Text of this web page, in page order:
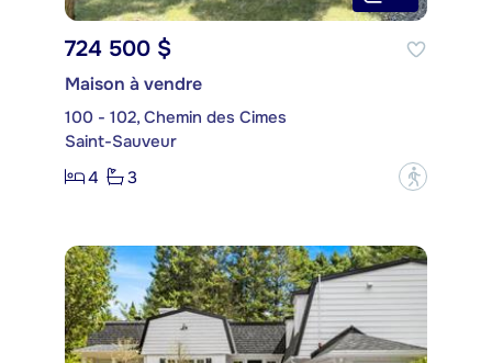
724 500 $
Maison à vendre
100 - 102, Chemin des Cimes
Saint-Sauveur
4
3 ?